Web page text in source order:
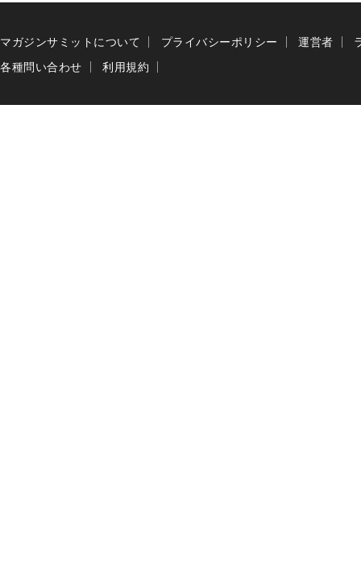
マガジンサミットについて プライバシーポリシー 運営者
各種問い合わせ
利用規約